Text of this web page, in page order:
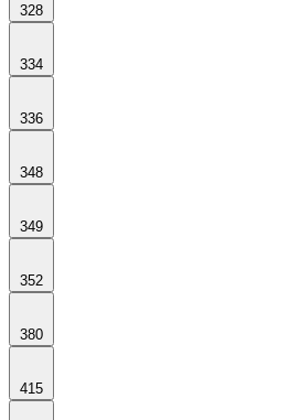
328
334
336
348
349
352
380
415